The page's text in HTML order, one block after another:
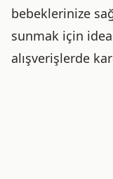
bebeklerinize
sunmak için
alışverişlerde